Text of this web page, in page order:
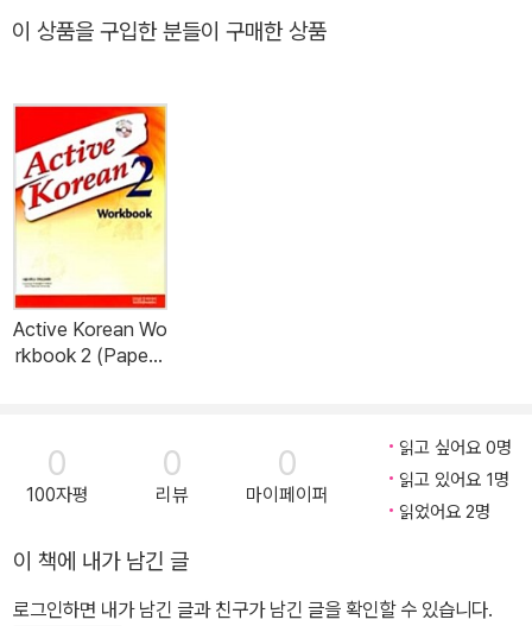
이 상품을 구입한 분들이 구매한 상품
Active Korean Wo
rkbook 2 (Paperb
0
100자평
0
리뷰
0
마이페이퍼
읽고 싶어요 0명
읽고 있어요 1명
읽었어요 2명
이 책에 내가 남긴 글
로그인하면 내가 남긴 글과 친구가 남긴 글을 확인할 수 있습니다.